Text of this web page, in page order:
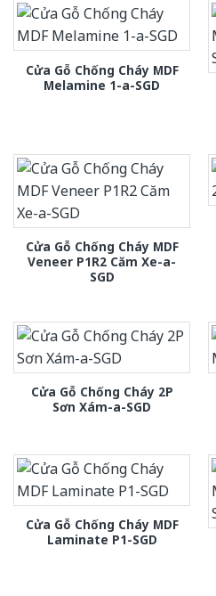
Cửa Gỗ Chống Cháy MDF
Melamine 1-a-SGD
Cửa Gỗ Chống Cháy MDF
Veneer P1R2 Căm Xe-a-
SGD
Cửa Gỗ Chống Cháy 2P
Sơn Xám-a-SGD
Cửa Gỗ Chống Cháy MDF
Laminate P1-SGD